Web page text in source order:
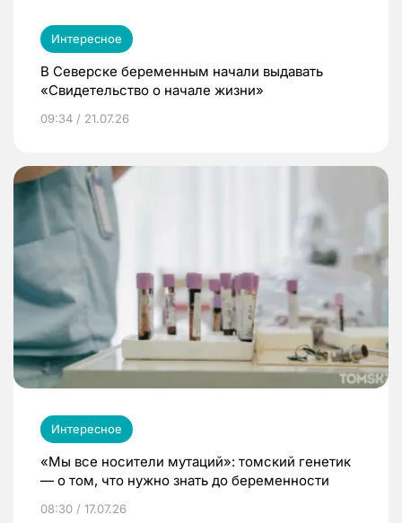
Интересное
В Северске беременным начали выдавать
«Свидетельство о начале жизни»
09:34 / 21.07.26
Интересное
«Мы все носители мутаций»: томский генетик
— о том, что нужно знать до беременности
08:30 / 17.07.26